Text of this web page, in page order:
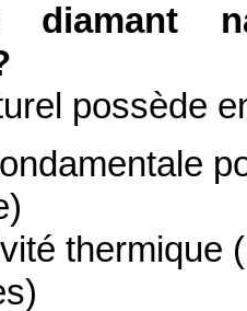
diamant
possède
thermique